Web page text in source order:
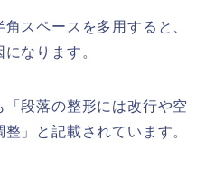
スペースを多用すると、
なります。
段落の整形には改行や空
」と記載されています。